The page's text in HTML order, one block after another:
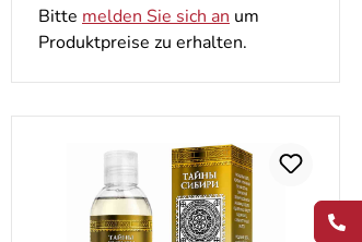
Bitte melden Sie sich an um
Produktpreise zu erhalten.